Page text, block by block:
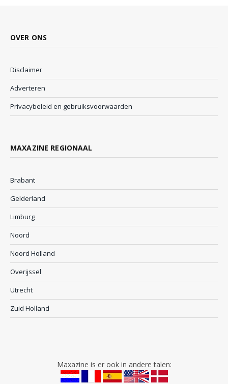
OVER ONS
Disclaimer
Adverteren
Privacybeleid en gebruiksvoorwaarden
MAXAZINE REGIONAAL
Brabant
Gelderland
Limburg
Noord
Noord Holland
Overijssel
Utrecht
Zuid Holland
Maxazine is er ook in andere talen: